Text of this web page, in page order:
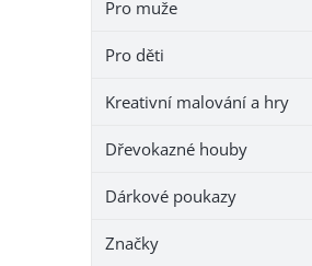
Pro muže
Pro děti
Kreativní malování a hry
Dřevokazné houby
Dárkové poukazy
Značky